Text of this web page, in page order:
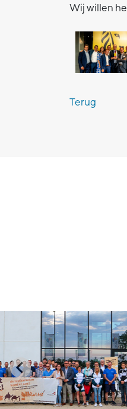
Wij willen
Terug